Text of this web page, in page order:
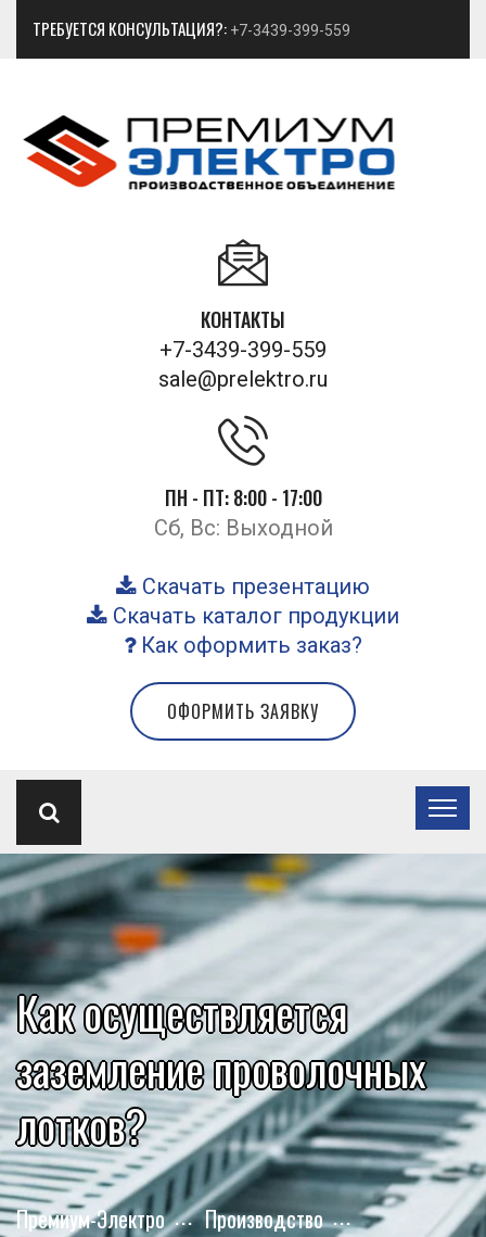
ТРЕБУЕТСЯ КОНСУЛЬТАЦИЯ?: +7-3439-399-559
КОНТАКТЫ
+7-3439-399-559
sale@prelektro.ru
ПН - ПТ: 8:00 - 17:00
Сб, Вс: Выходной
Скачать презентацию
Скачать каталог продукции
Как оформить заказ?
ОФОРМИТЬ ЗАЯВКУ
Как осуществляется
заземление проволочных
лотков?
Премиум-Электро
Производство